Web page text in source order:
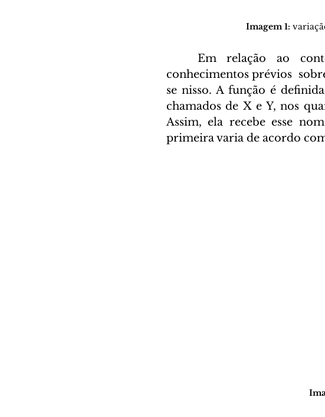
Imagem 1:
conhecimentos prévios
se nisso. A função é
chamados de X e Y, nos
Assim, ela recebe esse
primeira varia de acordo